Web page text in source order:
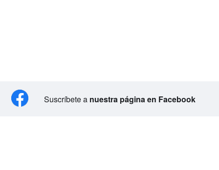
Suscríbete a nuestra página en Facebook